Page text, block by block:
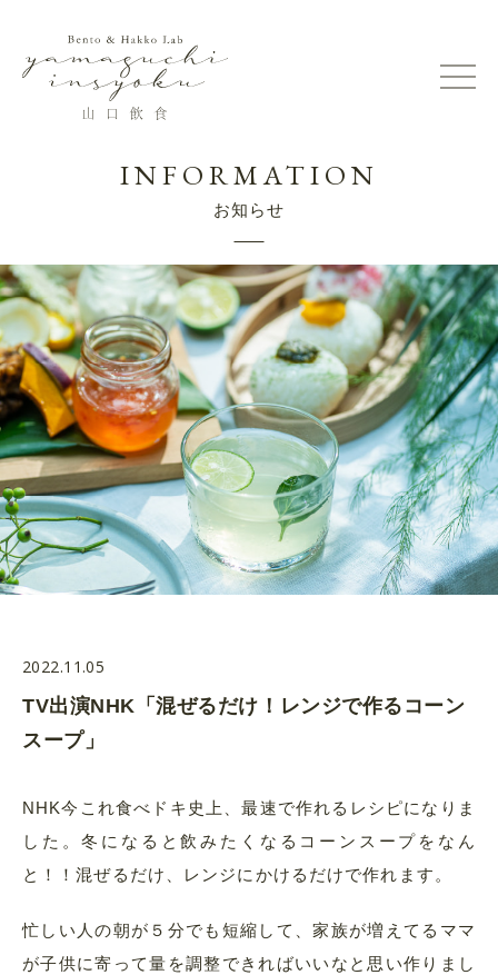
INFORMATION
お知らせ
2022.11.05
TV出演NHK「混ぜるだけ！レンジで作るコーン
スープ」
NHK今これ食べドキ史上、最速で作れるレシピになりま
した。冬になると飲みたくなるコーンスープをなん
と！！混ぜるだけ、レンジにかけるだけで作れます。
忙しい人の朝が５分でも短縮して、家族が増えてるママ
が子供に寄って量を調整できればいいなと思い作りまし